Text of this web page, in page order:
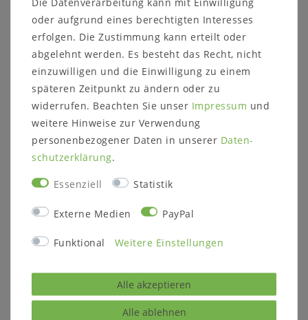
kolonial lackiert
1.439,00 €
Ausstellungsstück
kolonial lackiert
3.921,00 €
Ausstellungsstück
Polsterstuhl ROSSIO
nussbaumfarben
lackiert Polster violett
Polsterstuhl ROSSIO
nussbaumfarben
lackiert Polster orange
oder aufgrund eines berechtigten Interesses
erfolgen. Die Zustimmung kann erteilt oder
abgelehnt werden. Es besteht das Recht, nicht
einzuwilligen und die Einwilligung zu einem
späteren Zeitpunkt zu ändern oder zu
widerrufen. Beachten Sie unser Impressum und
weitere Hinweise zur Verwendung
personenbezogener Daten in unserer Daten­
schutz­erklärung.
Essenziell Statistik
Externe Medien PayPal
Funktional Weitere Einstellungen
Alle akzeptieren
Alle ablehnen